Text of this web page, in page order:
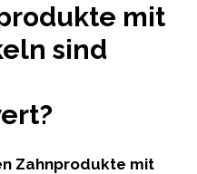
mit
sind
Zahnprodukte mit